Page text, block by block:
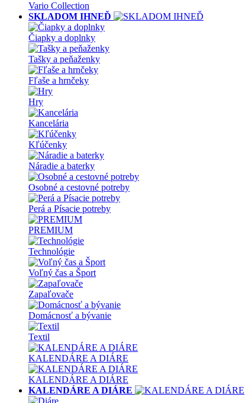
Vario Collection
SKLADOM IHNEĎ
Čiapky a doplnky
Tašky a peňaženky
Fľaše a hrnčeky
Hry
Kancelária
Kľúčenky
Náradie a baterky
Osobné a cestovné potreby
Perá a Písacie potreby
PREMIUM
Technológie
Voľný čas a Šport
Zapaľovače
Domácnosť a bývanie
Textil
KALENDÁRE A DIÁRE
KALENDÁRE A DIÁRE
KALENDÁRE A DIÁRE